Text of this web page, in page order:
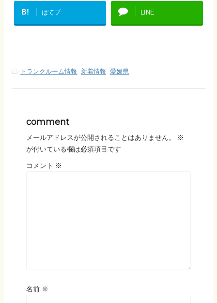
B! はてブ LINE
- トランクルーム情報 新着情報 愛媛県
comment
メールアドレスが公開されることはありません。
※
が付いている欄は必須項目です
コメント ※
名前 ※